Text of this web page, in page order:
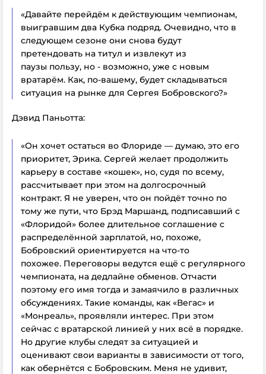
«Давайте перейдём к действующим чемпионам,
выигравшим два Кубка подряд. Очевидно, что в
следующем сезоне они снова будут
претендовать на титул и извлекут из
паузы пользу, но - возможно, уже с новым
вратарём. Как, по-вашему, будет складываться
ситуация на рынке для Сергея Бобровского?»
Дэвид Паньотта:
«Он хочет остаться во Флориде — думаю, это его
приоритет, Эрика. Сергей желает продолжить
карьеру в составе «кошек», но, судя по всему,
рассчитывает при этом на долгосрочный
контракт. Я не уверен, что он пойдёт точно по
тому же пути, что Брэд Маршанд, подписавший с
«Флоридой» более длительное соглашение с
распределённой зарплатой, но, похоже,
Бобровский ориентируется на что-то
похожее. Переговоры ведутся ещё с регулярного
чемпионата, на дедлайне обменов. Отчасти
поэтому его имя тогда и замаячило в различных
обсуждениях. Такие команды, как «Вегас» и
«Монреаль», проявляли интерес. При этом
сейчас с вратарской линией у них всё в порядке.
Но другие клубы следят за ситуацией и
оценивают свои варианты в зависимости от того,
как обернётся с Бобровским. Меня не удивит,